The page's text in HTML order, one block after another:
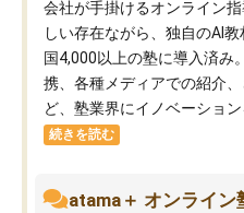
会社が手掛けるオンライン
しい存在ながら、独自のAI
国4,000以上の塾に導入済み
携、各種メディアでの紹介
ど、塾業界にイノベーション
続きを読む
atama＋ オンライン